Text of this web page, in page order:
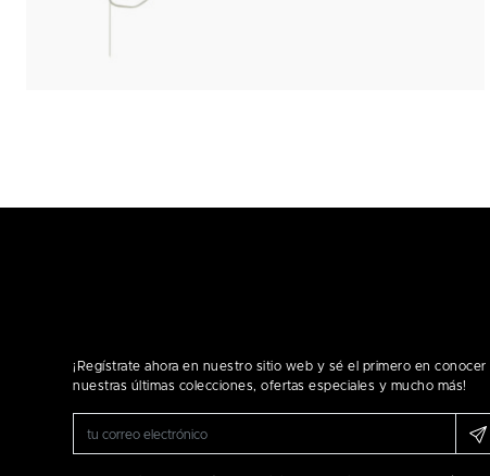
¡Regístrate ahora en nuestro sitio web y sé el primero en conocer
nuestras últimas colecciones, ofertas especiales y mucho más!